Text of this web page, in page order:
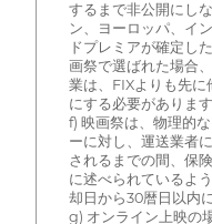
するまで非公開にし
ン、ヨーロッパ、イ
ドプレミアが確定し
画祭で選ばれた場合
業は、FIXよりも先に
にする必要があります
f) 映画祭は、物理的
ーに対し、運送業者
されるまでの間、保
に述べられているよ
却日から30暦日以内
g) オンライン上映の